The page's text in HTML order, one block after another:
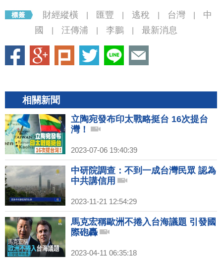
財經縱橫 匯豐 逃稅 台灣
中
國
汪傳浦 李鵬 最新消息
相關新聞
立陶宛發布印太戰略挺台 16次提台
灣！
2023-07-06 19:40:39
中研院調查：不到一成台灣民眾 認為
中共講信用
2023-11-21 12:54:29
馬克宏稱歐洲不捲入台海議題 引發國
際砲轟
2023-04-11 06:35:18